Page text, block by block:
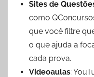
Sites de
como
que você filtre
o que ajuda a
cada prova.
Videoaulas: